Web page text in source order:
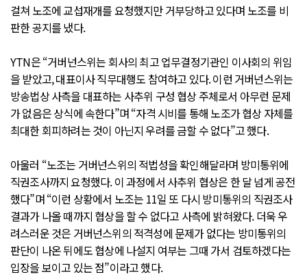
걸쳐 노조에 교섭재개를 요청했지만 거부당하고 있다며 노조를 비
판한 공지를 냈다.
YTN은 “거버넌스위는 회사의 최고 업무결정기관인 이사회의 위임
을 받았고, 대표이사 직무대행도 참여하고 있다. 이런 거버넌스위는
방송법상 사측을 대표하는 사추위 구성 협상 주체로서 아무런 문제
가 없음은 상식에 속한다”며 “자격 시비를 통해 노조가 협상 자체를
최대한 회피하려는 것이 아닌지 우려를 금할 수 없다”고 했다.
아울러 “노조는 거버넌스위의 적법성을 확인해달라며 방미통위에
직권조사까지 요청했다. 이 과정에서 사추위 협상은 한 달 넘게 공전
했다”며 “이런 상황에서 노조는 11일 또 다시 방미통위의 직권조사
결과가 나올 때까지 협상을 할 수 없다고 사측에 밝혀왔다. 더욱 우
려스러운 것은 거버넌스위의 적격성에 문제가 없다는 방미통위의
판단이 나온 뒤에도 협상에 나설지 여부는 그때 가서 검토하겠다는
입장을 보이고 있는 점”이라고 했다.